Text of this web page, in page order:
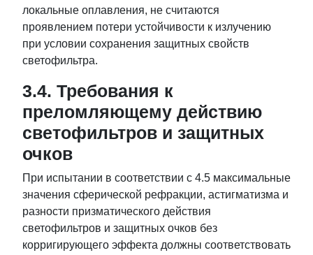
локальные оплавления, не считаются
проявлением потери устойчивости к излучению
при условии сохранения защитных свойств
светофильтра.
3.4. Требования к
преломляющему действию
светофильтров и защитных
очков
При испытании в соответствии с 4.5 максимальные
значения сферической рефракции, астигматизма и
разности призматического действия
светофильтров и защитных очков без
корригирующего эффекта должны соответствовать